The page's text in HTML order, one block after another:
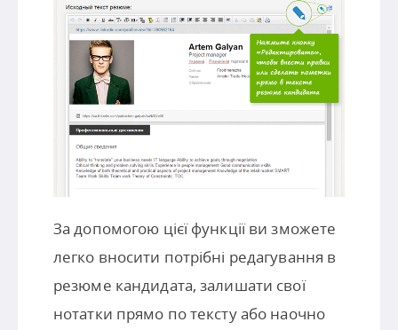
За допомогою цієї функції ви зможете
легко вносити потрібні редагування в
резюме кандидата, залишати свої
нотатки прямо по тексту або наочно